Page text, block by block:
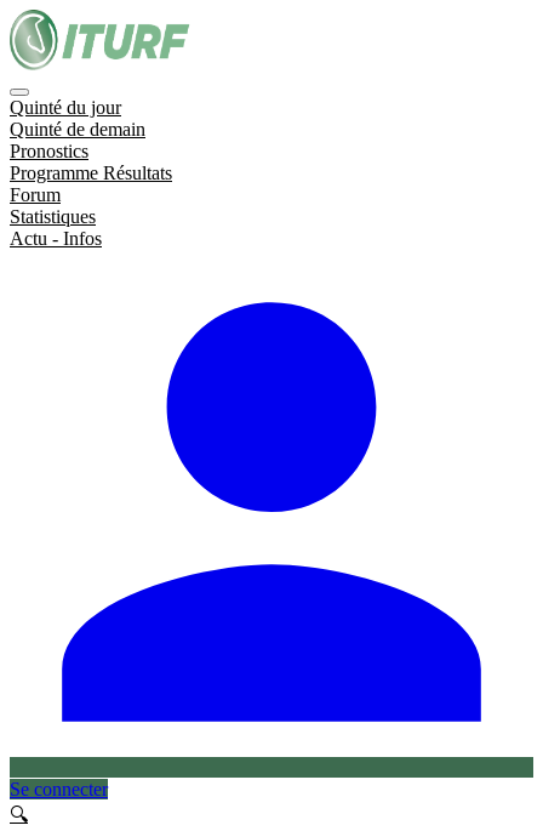
Quinté du jour
Quinté de demain
Pronostics
Programme Résultats
Forum
Statistiques
Actu - Infos
Se connecter
🔍